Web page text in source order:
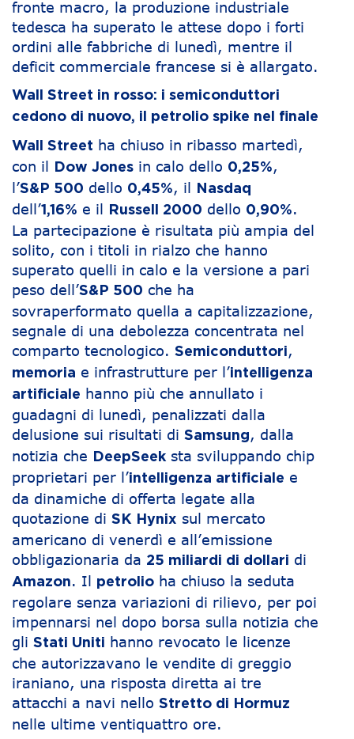
fronte macro, la produzione industriale
tedesca ha superato le attese dopo i forti
ordini alle fabbriche di lunedì, mentre il
deficit commerciale francese si è allargato.
Wall Street in rosso: i semiconduttori
cedono di nuovo, il petrolio spike nel finale
Wall Street ha chiuso in ribasso martedì,
con il
Dow Jones in calo dello 0,25%,
l’S&P 500 dello 0,45%, il Nasdaq
dell’1,16% e il Russell 2000 dello 0,90%.
La partecipazione è risultata più ampia del
solito, con i titoli in rialzo che hanno
superato quelli in calo e la versione a pari
peso dell’S&P 500 che ha
sovraperformato quella a capitalizzazione,
segnale di una debolezza concentrata nel
comparto tecnologico. Semiconduttori,
memoria e infrastrutture per l’intelligenza
artificiale hanno più che annullato i
guadagni di lunedì, penalizzati dalla
delusione sui risultati di Samsung, dalla
notizia che
DeepSeek sta sviluppando chip
proprietari per l’intelligenza artificiale e
da dinamiche di offerta legate alla
quotazione di SK Hynix sul mercato
americano di venerdì e all’emissione
obbligazionaria da 25 miliardi di dollari di
Amazon. Il petrolio ha chiuso la seduta
regolare senza variazioni di rilievo, per poi
impennarsi nel dopo borsa sulla notizia che
gli Stati Uniti hanno revocato le licenze
che autorizzavano le vendite di greggio
iraniano, una risposta diretta ai tre
attacchi a navi nello Stretto di Hormuz
nelle ultime ventiquattro ore.